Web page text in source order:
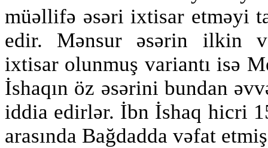
müəllifə əsəri ixtisar etməyi
edir. Mənsur əsərin ilkin
ixtisar olunmuş variantı isə
İshaqın öz əsərini bundan
iddia edirlər. İbn İshaq hicri
arasında Bağdadda vəfat